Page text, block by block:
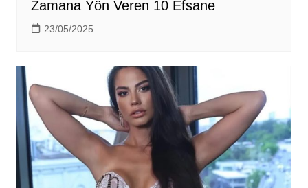
Zamana Yön Veren 10 Efsane
23/05/2025